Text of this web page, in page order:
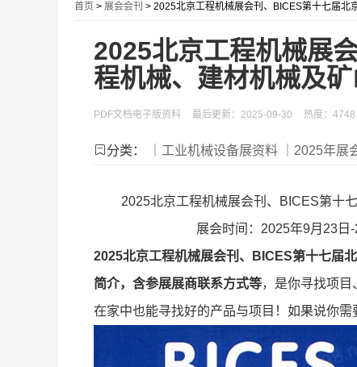
首页 > 展会会刊 > 2025北京工程机械展会刊、BICES第十七届北
2025北京工程机械展
程机械、建材机械及
PDF文档电子版资料 最后更新：2025-09-30 热度：4748
分类： ｜工业机械设备展资料 ｜2025年展
2025北京工程机械展会刊、BICES第十
展会时间：2025年9月23
2025北京工程机械展会刊、BICES第十七届
简介，含参展展商联系方式等，是你寻找项
在家中也能寻找好的产品与项目！如果说你需